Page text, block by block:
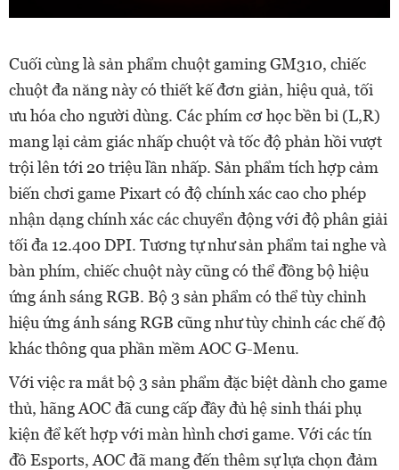
Cuối cùng là sản phẩm chuột gaming GM310, chiếc
chuột đa năng này có thiết kế đơn giản, hiệu quả, tối
ưu hóa cho người dùng. Các phím cơ học bền bỉ (L,R)
mang lại cảm giác nhấp chuột và tốc độ phản hồi vượt
trội lên tới 20 triệu lần nhấp. Sản phẩm tích hợp cảm
biến chơi game Pixart có độ chính xác cao cho phép
nhận dạng chính xác các chuyển động với độ phân giải
tối đa 12.400 DPI. Tương tự như sản phẩm tai nghe và
bàn phím, chiếc chuột này cũng có thể đồng bộ hiệu
ứng ánh sáng RGB. Bộ 3 sản phẩm có thể tùy chỉnh
hiệu ứng ánh sáng RGB cũng như tùy chỉnh các chế độ
khác thông qua phần mềm AOC G-Menu.
Với việc ra mắt bộ 3 sản phẩm đặc biệt dành cho game
thủ, hãng AOC đã cung cấp đầy đủ hệ sinh thái phụ
kiện để kết hợp với màn hình chơi game. Với các tín
đồ Esports, AOC đã mang đến thêm sự lựa chọn đảm